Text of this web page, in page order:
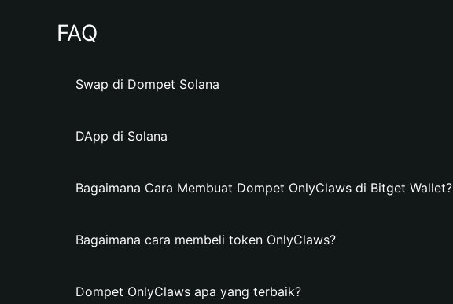
FAQ
Swap di Dompet Solana
DApp di Solana
Bagaimana Cara Membuat Dompet OnlyClaws di Bitget Wallet?
Bagaimana cara membeli token OnlyClaws?
Dompet OnlyClaws apa yang terbaik?